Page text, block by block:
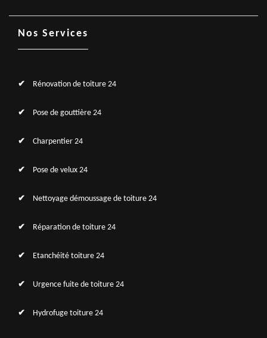
Nos Services
Rénovation de toiture 24
Pose de gouttière 24
Charpentier 24
Pose de velux 24
Nettoyage démoussage de toiture 24
Réparation de toiture 24
Etanchéité toiture 24
Urgence fuite de toiture 24
Hydrofuge toiture 24